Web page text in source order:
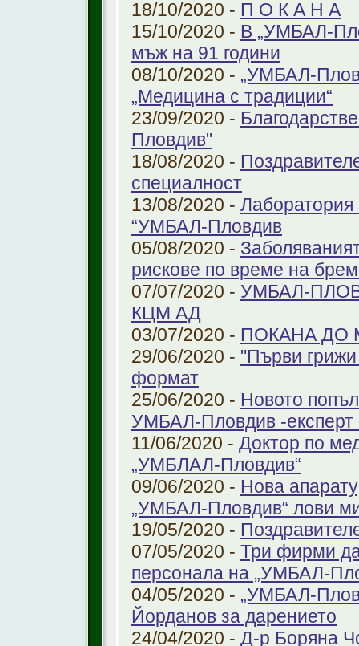
18/10/2020 - П О К А Н А
15/10/2020 - В „УМБАЛ-
мъж на 91 години
08/10/2020 - „УМБАЛ-
„Медицина с традиции“
23/09/2020 -
Пловдив"
18/08/2020 -
специалност
13/08/2020 - Лаборатория
“УМБАЛ-Пловдив
05/08/2020 -
рискове по време на
07/07/2020 - УМБАЛ-
КЦМ АД
03/07/2020 - ПОКАНА ДО
29/06/2020 - "Първи
формат
25/06/2020 - Новото
УМБАЛ-Пловдив -експерт
11/06/2020 - Доктор по
„УМБЛАЛ-Пловдив“
09/06/2020 - Нова
„УМБАЛ-Пловдив“ лови
19/05/2020 -
07/05/2020 - Три фирми
персонала на „УМБАЛ-
04/05/2020 - „УМБАЛ-
Йорданов за дарението
24/04/2020 - Д-р Боряна